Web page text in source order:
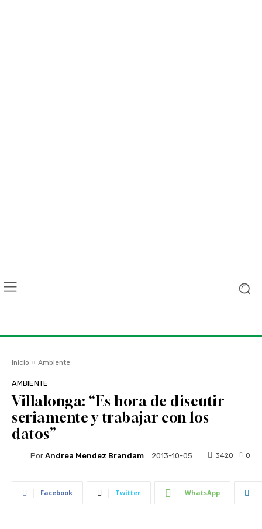
Inicio Ambiente
AMBIENTE
Villalonga: “Es hora de discutir
seriamente y trabajar con los
datos”
Por Andrea Mendez Brandam 2013-10-05 0
3420
Facebook Twitter WhatsApp